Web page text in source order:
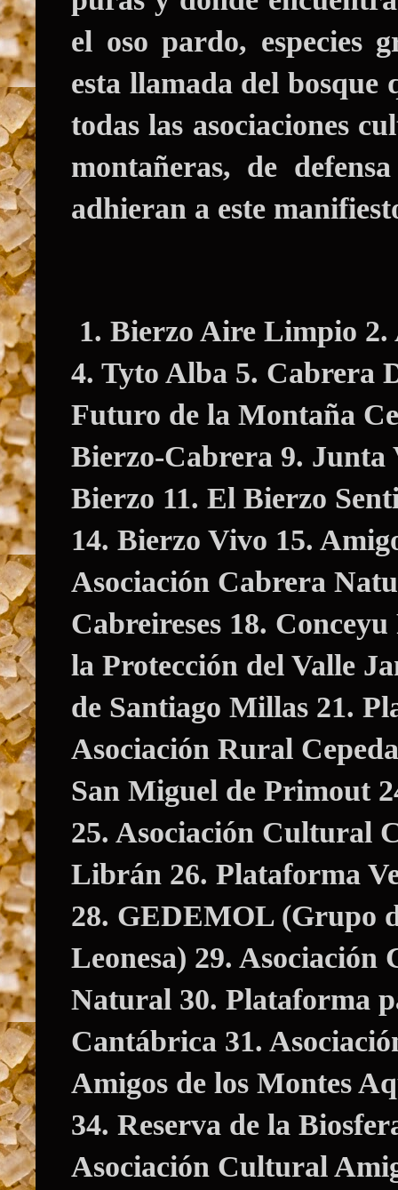
el oso pardo, especies
esta llamada del bosque
todas las asociaciones
montañeras, de
adhieran a este
1. Bierzo Aire Limpio
4. Tyto Alba 5. Cabrera
Futuro de la Montaña
Bierzo-Cabrera 9. Junta
Bierzo 11. El Bierzo
14. Bierzo Vivo 15.
Asociación Cabrera
Cabreireses 18.
la Protección del Valle
de Santiago Millas 21.
Asociación Rural
San Miguel de Primout
25. Asociación Cultural
Librán 26. Plataforma
28. GEDEMOL (Grupo
Leonesa) 29.
Natural 30. Plataforma
Cantábrica 31.
Amigos de los Montes
34. Reserva de la
Asociación Cultural